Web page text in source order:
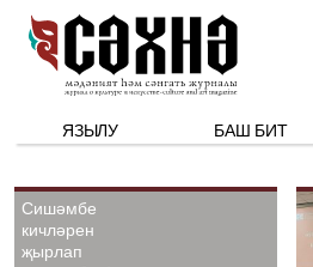
ЯЗЫЛУ БАШ БИТ
Сишәмбе
кичләрен
җырлап